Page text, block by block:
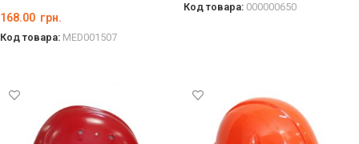
168.00 грн.
Код товара: MED001507
Код товара: 000000650